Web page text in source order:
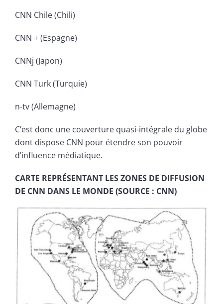
CNN Chile (Chili)
CNN + (Espagne)
CNNj (Japon)
CNN Turk (Turquie)
n-tv (Allemagne)
C’est donc une couverture quasi-intégrale du globe
dont dispose CNN pour étendre son pouvoir
d’influence médiatique.
CARTE REPRÉSENTANT LES ZONES DE DIFFUSION
DE CNN DANS LE MONDE (SOURCE : CNN)